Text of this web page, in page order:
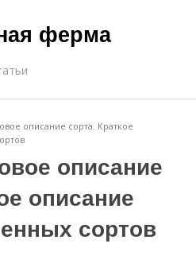
ферма
описание сорта. Краткое
описание
описание
сортов